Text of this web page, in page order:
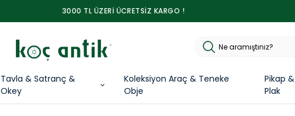
3000 TL ÜZERİ ÜCRETSİZ KARGO !
Tavla & Satranç &
Okey
Koleksiyon Araç & Teneke
Obje
Pikap &
Plak